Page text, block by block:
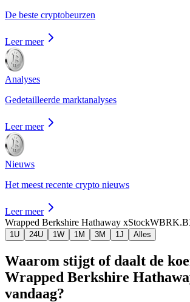
De beste cryptobeurzen
Leer meer
Analyses
Gedetailleerde marktanalyses
Leer meer
Nieuws
Het meest recente crypto nieuws
Leer meer
Wrapped Berkshire Hathaway xStock
1U 24U 1W 1M 3M 1J Alles
Waarom stijgt of daalt de
Wrapped Berkshire
vandaag?